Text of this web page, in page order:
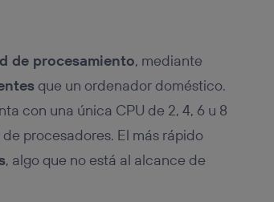
de procesamiento, mediante
que un ordenador doméstico.
con una única CPU de 2, 4, 6 u 8
procesadores. El más rápido
, algo que no está al alcance de